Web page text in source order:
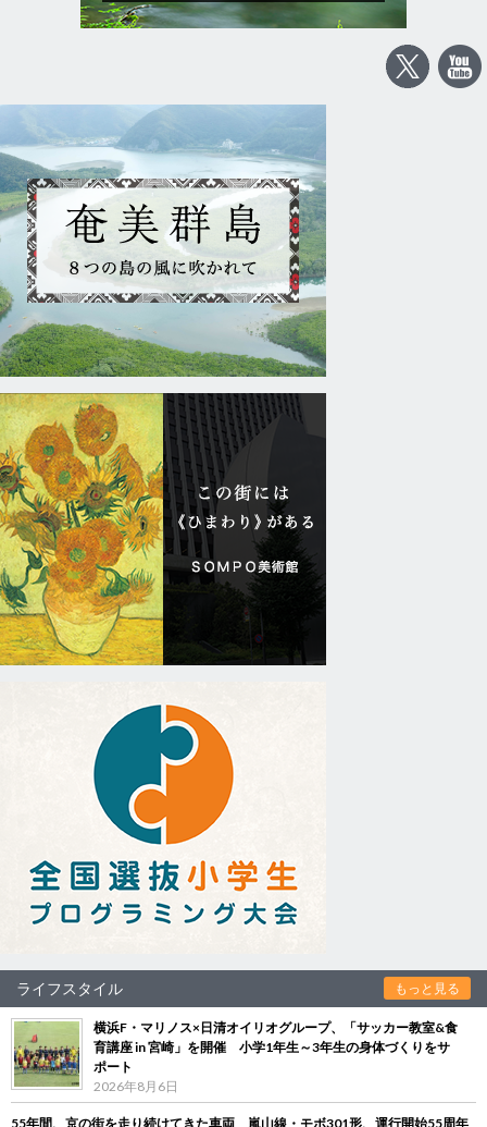
ライフスタイル もっと見る
横浜F・マリノス×日清オイリオグループ、「サッカー教室&食
育講座 in 宮崎」を開催 小学1年生～3年生の身体づくりをサ
ポート
2026年8月6日
55年間、京の街を走り続けてきた車両 嵐山線・モボ301形、運行開始55周年